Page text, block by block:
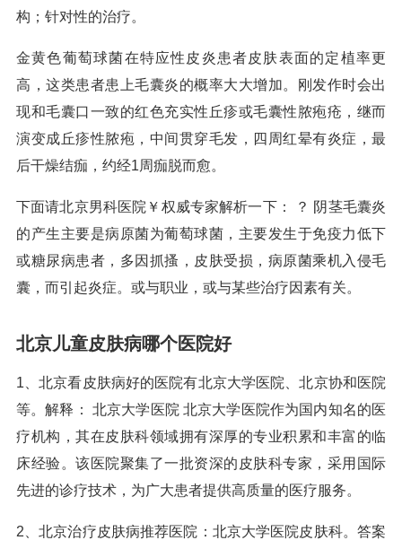
构；针对性的治疗。
金黄色葡萄球菌在特应性皮炎患者皮肤表面的定植率更
高，这类患者患上毛囊炎的概率大大增加。刚发作时会出
现和毛囊口一致的红色充实性丘疹或毛囊性脓疱疮，继而
演变成丘疹性脓疱，中间贯穿毛发，四周红晕有炎症，最
后干燥结痂，约经1周痂脱而愈。
下面请北京男科医院￥权威专家解析一下： ？ 阴茎毛囊炎
的产生主要是病原菌为葡萄球菌，主要发生于免疫力低下
或糖尿病患者，多因抓搔，皮肤受损，病原菌乘机入侵毛
囊，而引起炎症。或与职业，或与某些治疗因素有关。
北京儿童皮肤病哪个医院好
1、北京看皮肤病好的医院有北京大学医院、北京协和医院
等。解释： 北京大学医院 北京大学医院作为国内知名的医
疗机构，其在皮肤科领域拥有深厚的专业积累和丰富的临
床经验。该医院聚集了一批资深的皮肤科专家，采用国际
先进的诊疗技术，为广大患者提供高质量的医疗服务。
2、北京治疗皮肤病推荐医院：北京大学医院皮肤科。答案